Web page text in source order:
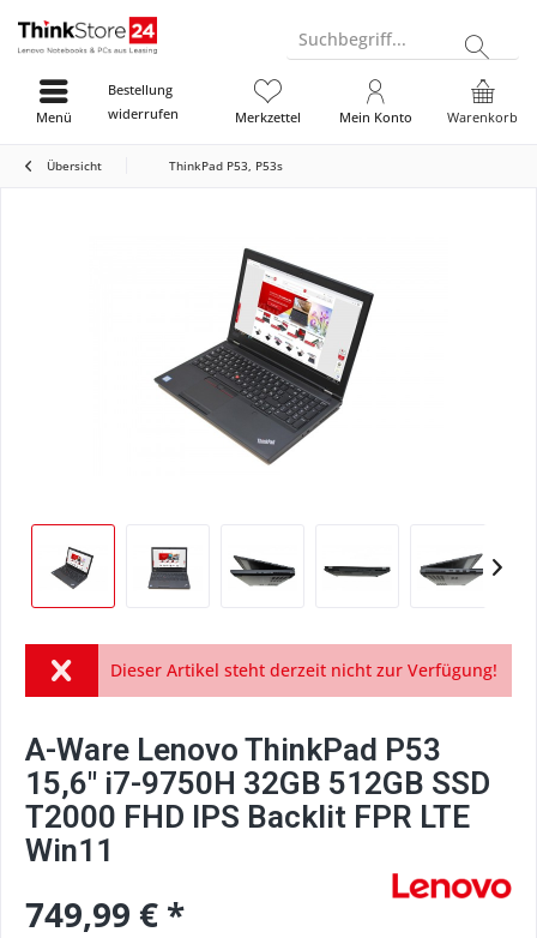
Suchbegriff...
Bestellung
widerrufen
Warenkorb
Merkzettel Mein Konto
Menü
Übersicht ThinkPad P53, P53s
Dieser Artikel steht derzeit nicht zur Verfügung!
A-Ware Lenovo ThinkPad P53
15,6" i7-9750H 32GB 512GB SSD
T2000 FHD IPS Backlit FPR LTE
Win11
749,99 € *